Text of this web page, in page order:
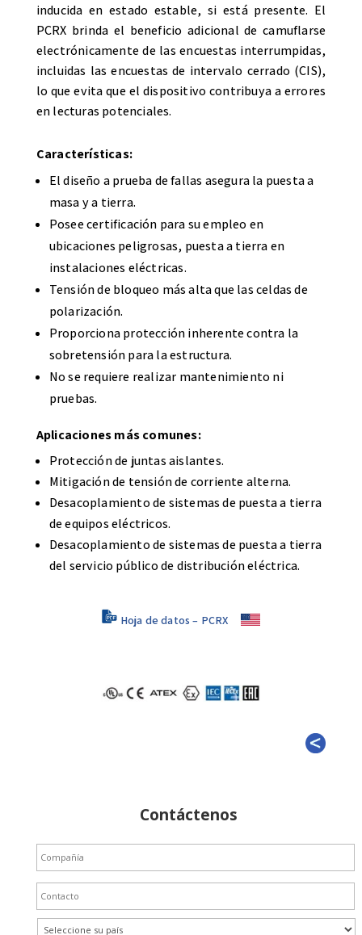
inducida en estado estable, si está presente. El
PCRX brinda el beneficio adicional de camuflarse
electrónicamente de las encuestas interrumpidas,
incluidas las encuestas de intervalo cerrado (CIS),
lo que evita que el dispositivo contribuya a errores
en lecturas potenciales.
Características:
El diseño a prueba de fallas asegura la puesta a
masa y a tierra.
Posee certificación para su empleo en
ubicaciones peligrosas, puesta a tierra en
instalaciones eléctricas.
Tensión de bloqueo más alta que las celdas de
polarización.
Proporciona protección inherente contra la
sobretensión para la estructura.
No se requiere realizar mantenimiento ni
pruebas.
Aplicaciones más comunes:
Protección de juntas aislantes.
Mitigación de tensión de corriente alterna.
Desacoplamiento de sistemas de puesta a tierra
de equipos eléctricos.
Desacoplamiento de sistemas de puesta a tierra
del servicio público de distribución eléctrica.
Hoja de datos – PCRX
Contáctenos